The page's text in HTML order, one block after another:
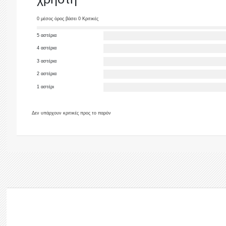
0 μέσος όρος βάσει 0 Κριτικές
5 αστέρια
4 αστέρια
3 αστέρια
2 αστέρια
1 αστέρι
Δεν υπάρχουν κριτικές προς το παρόν